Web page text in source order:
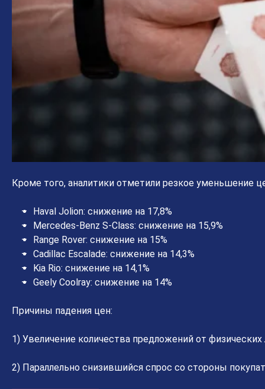
Кроме того, аналитики отметили резкое уменьшение
Haval Jolion: снижение на 17,8%
Mercedes-Benz S-Class: снижение на 15,9%
Range Rover: снижение на 15%
Cadillac Escalade: снижение на 14,3%
Kia Rio: снижение на 14,1%
Geely Coolray: снижение на 14%
Причины падения цен:
1) Увеличение количества предложений от
2) Параллельно снизившийся спрос со стороны